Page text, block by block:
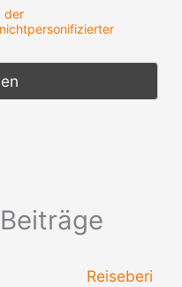
der
Reiseberi